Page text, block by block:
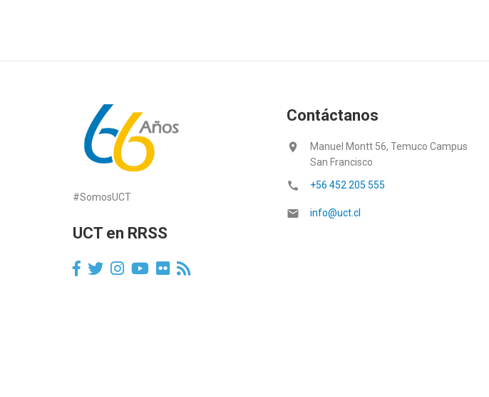
#SomosUCT
UCT en RRSS
Contáctanos
location_on
Manuel Montt 56, Temuco Campus
San Francisco
call +56 452 205 555
email info@uct.cl